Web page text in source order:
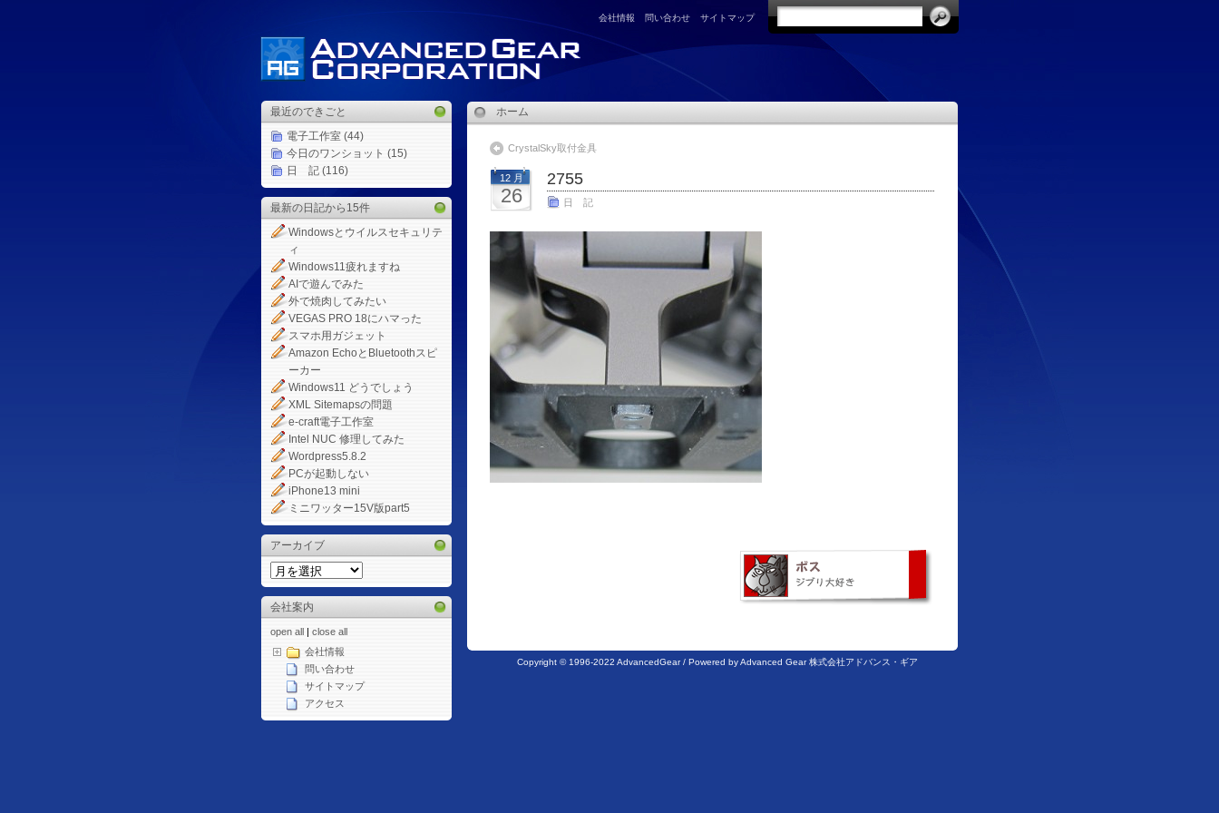
会社情報 問い合わせ サイトマップ
最近のできごと
電子工作室 (44)
今日のワンショット (15)
日 記 (116)
最新の日記から15件
Windowsとウイルスセキュリテ
ィ
Windows11疲れますね
AIで遊んでみた
外で焼肉してみたい
VEGAS PRO 18にハマった
スマホ用ガジェット
Amazon EchoとBluetoothスピ
ーカー
Windows11 どうでしょう
XML Sitemapsの問題
e-craft電子工作室
Intel NUC 修理してみた
Wordpress5.8.2
PCが起動しない
iPhone13 mini
ミニワッター15V版part5
アーカイブ
会社案内
open all | close all
会社情報
問い合わせ
サイトマップ
アクセス
ホーム
CrystalSky取付金具
12 月
26
2755
日 記
Copyright © 1996-2022 AdvancedGear / Powered by Advanced Gear 株式会社アドバンス・ギア